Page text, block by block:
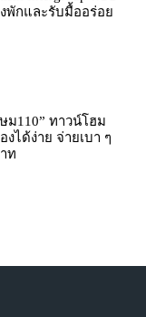
พักและรับมื้ออร่อย
ม110” ทาวน์โฮม
ได้ง่าย จ่ายเบา ๆ
ท